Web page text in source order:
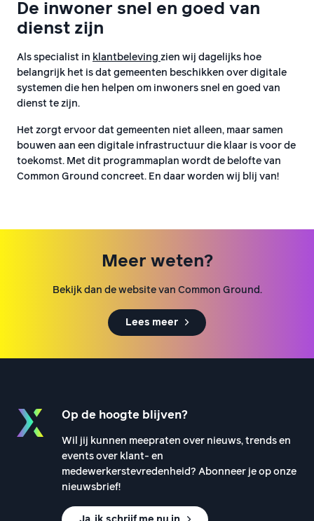
De inwoner snel en goed van
dienst zijn
Als specialist in klantbeleving zien wij dagelijks hoe
belangrijk het is dat gemeenten beschikken over digitale
systemen die hen helpen om inwoners snel en goed van
dienst te zijn.
Het zorgt ervoor dat gemeenten niet alleen, maar samen
bouwen aan een digitale infrastructuur die klaar is voor de
toekomst. Met dit programmaplan wordt de belofte van
Common Ground concreet. En daar worden wij blij van!
Meer weten?
Bekijk dan de website van Common Ground.
Lees meer
Op de hoogte blijven?
Wil jij kunnen meepraten over nieuws, trends en
events over klant- en
medewerkerstevredenheid? Abonneer je op onze
nieuwsbrief!